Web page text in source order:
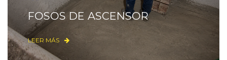
FOSOS DE ASCENSOR
LEER MÁS